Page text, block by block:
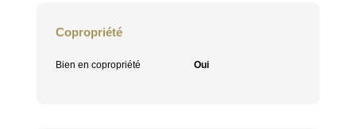
Copropriété
Bien en copropriété Oui